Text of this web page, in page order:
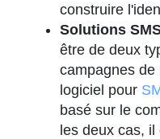
construire
Solutions
être de deux
campagnes de
logiciel pour
basé sur le
les deux cas,